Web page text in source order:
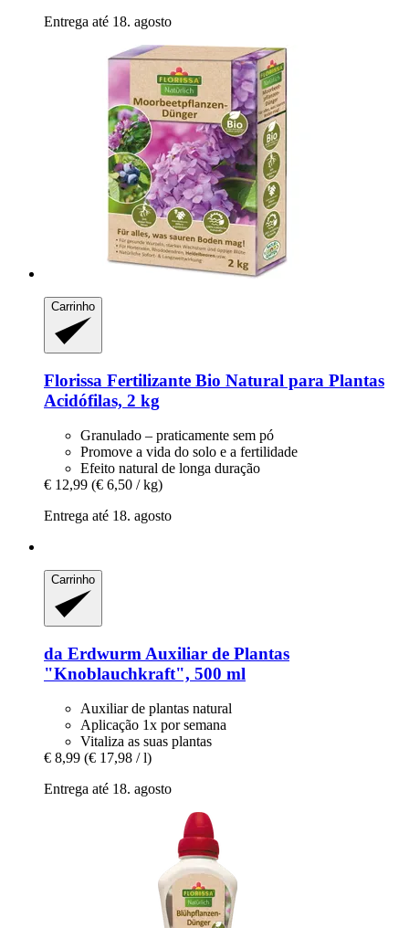
Entrega até 18. agosto
Carrinho
Florissa Fertilizante Bio Natural para Plantas
Acidófilas, 2 kg
Granulado – praticamente sem pó
Promove a vida do solo e a fertilidade
Efeito natural de longa duração
€ 12,99 (€ 6,50 / kg)
Entrega até 18. agosto
Carrinho
da Erdwurm Auxiliar de Plantas
"Knoblauchkraft", 500 ml
Auxiliar de plantas natural
Aplicação 1x por semana
Vitaliza as suas plantas
€ 8,99 (€ 17,98 / l)
Entrega até 18. agosto